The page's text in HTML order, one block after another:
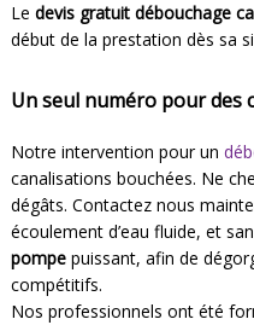
Le devis gratuit débouchage
début de la prestation dès sa
Un seul numéro pour des
Notre intervention pour un
canalisations bouchées. Ne
dégâts. Contactez nous
écoulement d’eau fluide, et
pompe puissant, afin de
compétitifs.
Nos professionnels ont été